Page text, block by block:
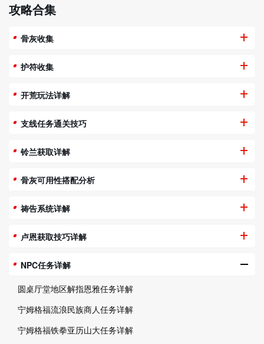
攻略合集
骨灰收集
护符收集
开荒玩法详解
支线任务通关技巧
铃兰获取详解
骨灰可用性搭配分析
祷告系统详解
卢恩获取技巧详解
NPC任务详解
圆桌厅堂地区解指恩雅任务详解
宁姆格福流浪民族商人任务详解
宁姆格福铁拳亚历山大任务详解